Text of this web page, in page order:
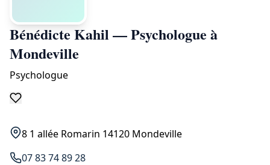
Bénédicte Kahil — Psychologue à
Mondeville
Psychologue
8 1 allée Romarin 14120 Mondeville
07 83 74 89 28